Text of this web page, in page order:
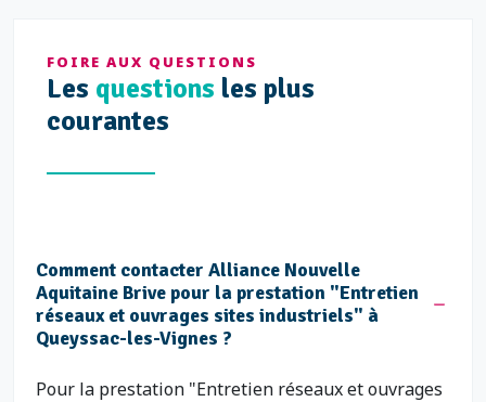
FOIRE AUX QUESTIONS
Les questions les plus
courantes
Comment contacter Alliance Nouvelle
Aquitaine Brive pour la prestation "Entretien
réseaux et ouvrages sites industriels" à
Queyssac-les-Vignes ?
Pour la prestation "Entretien réseaux et ouvrages